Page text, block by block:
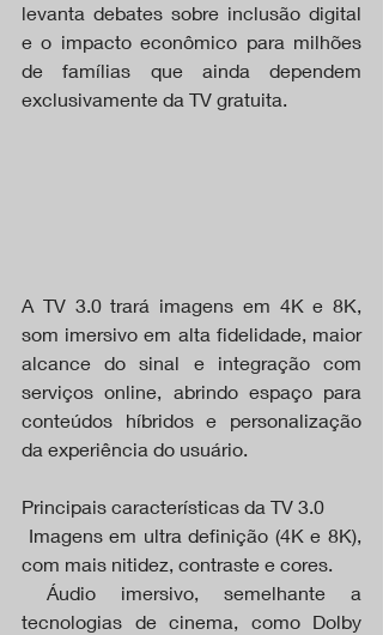
levanta debates sobre inclusão digital
e o impacto econômico para milhões
de famílias que ainda dependem
exclusivamente da TV gratuita.
A TV 3.0 trará imagens em 4K e 8K,
som imersivo em alta fidelidade, maior
alcance do sinal e integração com
serviços online, abrindo espaço para
conteúdos híbridos e personalização
da experiência do usuário.
Principais características da TV 3.0
Imagens em ultra definição (4K e 8K),
com mais nitidez, contraste e cores.
Áudio imersivo, semelhante a
tecnologias de cinema, como Dolby